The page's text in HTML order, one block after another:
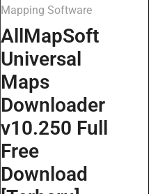
Mapping Software
AllMapSoft
Universal
Maps
Downloader
v10.250 Full
Free
Download